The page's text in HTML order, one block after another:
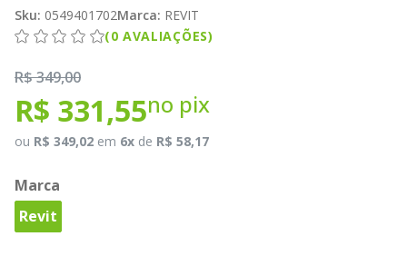
Sku: 0549401702Marca: REVIT
(0 AVALIAÇÕES)
R$ 349,00
R$ 331,55no pix
ou R$ 349,02 em 6x de R$ 58,17
Marca
Revit